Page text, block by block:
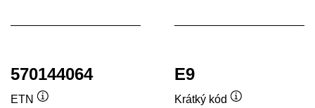
570144064
ETN
E9
Krátký kód